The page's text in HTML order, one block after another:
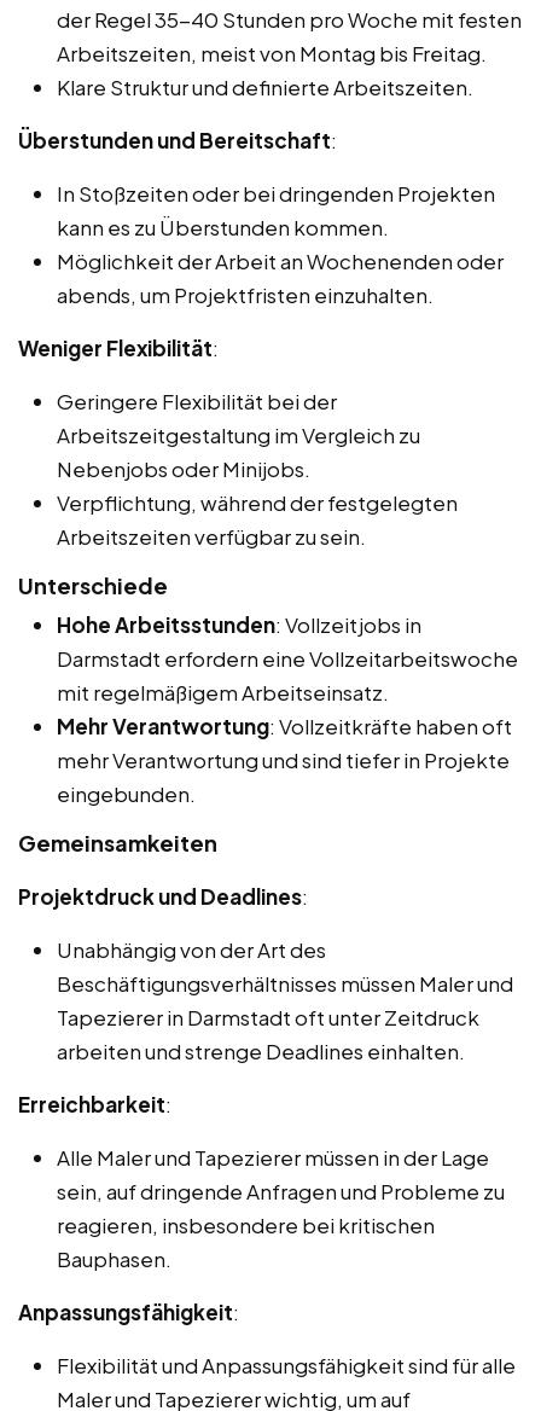
der Regel 35-40 Stunden pro Woche mit festen
Arbeitszeiten, meist von Montag bis Freitag.
Klare Struktur und definierte Arbeitszeiten.
Überstunden und Bereitschaft:
In Stoßzeiten oder bei dringenden Projekten
kann es zu Überstunden kommen.
Möglichkeit der Arbeit an Wochenenden oder
abends, um Projektfristen einzuhalten.
Weniger Flexibilität:
Geringere Flexibilität bei der
Arbeitszeitgestaltung im Vergleich zu
Nebenjobs oder Minijobs.
Verpflichtung, während der festgelegten
Arbeitszeiten verfügbar zu sein.
Unterschiede
Hohe Arbeitsstunden: Vollzeitjobs in
Darmstadt erfordern eine Vollzeitarbeitswoche
mit regelmäßigem Arbeitseinsatz.
Mehr Verantwortung: Vollzeitkräfte haben oft
mehr Verantwortung und sind tiefer in Projekte
eingebunden.
Gemeinsamkeiten
Projektdruck und Deadlines:
Unabhängig von der Art des
Beschäftigungsverhältnisses müssen Maler und
Tapezierer in Darmstadt oft unter Zeitdruck
arbeiten und strenge Deadlines einhalten.
Erreichbarkeit:
Alle Maler und Tapezierer müssen in der Lage
sein, auf dringende Anfragen und Probleme zu
reagieren, insbesondere bei kritischen
Bauphasen.
Anpassungsfähigkeit:
Flexibilität und Anpassungsfähigkeit sind für alle
Maler und Tapezierer wichtig, um auf